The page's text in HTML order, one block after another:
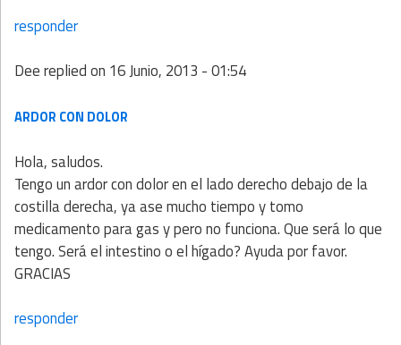
responder
Deereplied on 16 Junio, 2013 - 01:54
ARDOR CON DOLOR
Hola, saludos.
Tengo un ardor con dolor en el lado derecho debajo de la
costilla derecha, ya ase mucho tiempo y tomo
medicamento para gas y pero no funciona. Que será lo que
tengo. Será el intestino o el hígado? Ayuda por favor.
GRACIAS
responder